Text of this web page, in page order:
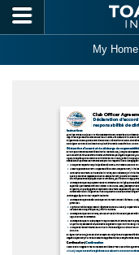
Skip to main content
My Home